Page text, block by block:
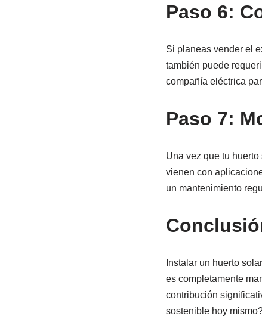
Paso 6:
Si planeas vender el
también puede
compañía eléctrica
Paso 7:
Una vez que tu
vienen con
un mantenimiento
Instalar un huerto
es completamente
contribución
sostenible hoy